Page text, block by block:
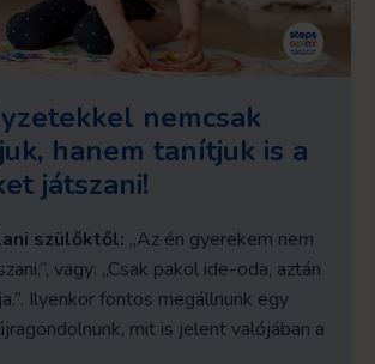
nemcsak
hanem tanítjuk is a
játszani!
szülőktől: „Az én gyerekem nem
vagy: „Csak pakol ide-oda, aztán
Ilyenkor fontos megállnunk egy
mit is jelent valójában a